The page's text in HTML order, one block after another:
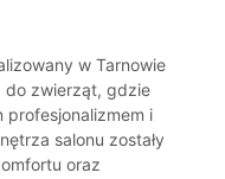
w Tarnowie
do zwierząt, gdzie
profesjonalizmem i
salonu zostały
oraz